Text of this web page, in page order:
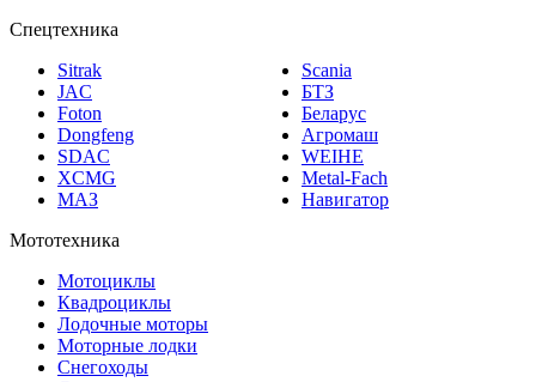
Спецтехника
Sitrak
JAC
Foton
Dongfeng
SDAC
XCMG
МАЗ
Scania
БТЗ
Беларус
Агромаш
WEIHE
Metal-Fach
Навигатор
Мототехника
Мотоциклы
Квадроциклы
Лодочные моторы
Моторные лодки
Снегоходы